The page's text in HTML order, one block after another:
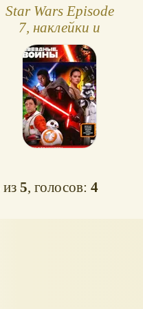
Star Wars Episode
7, наклейки и
карточки
из5, голосов:4